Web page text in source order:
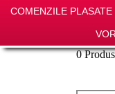
COMENZILE
0